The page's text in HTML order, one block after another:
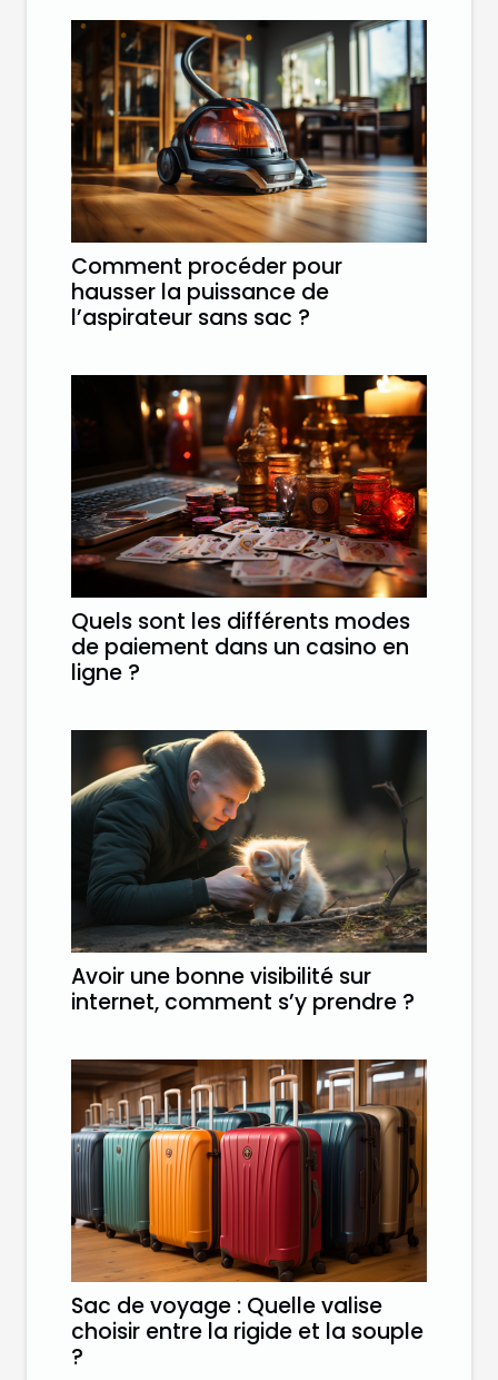
Comment procéder pour
hausser la puissance de
l’aspirateur sans sac ?
Quels sont les différents modes
de paiement dans un casino en
ligne ?
Avoir une bonne visibilité sur
internet, comment s’y prendre ?
Sac de voyage : Quelle valise
choisir entre la rigide et la souple
?